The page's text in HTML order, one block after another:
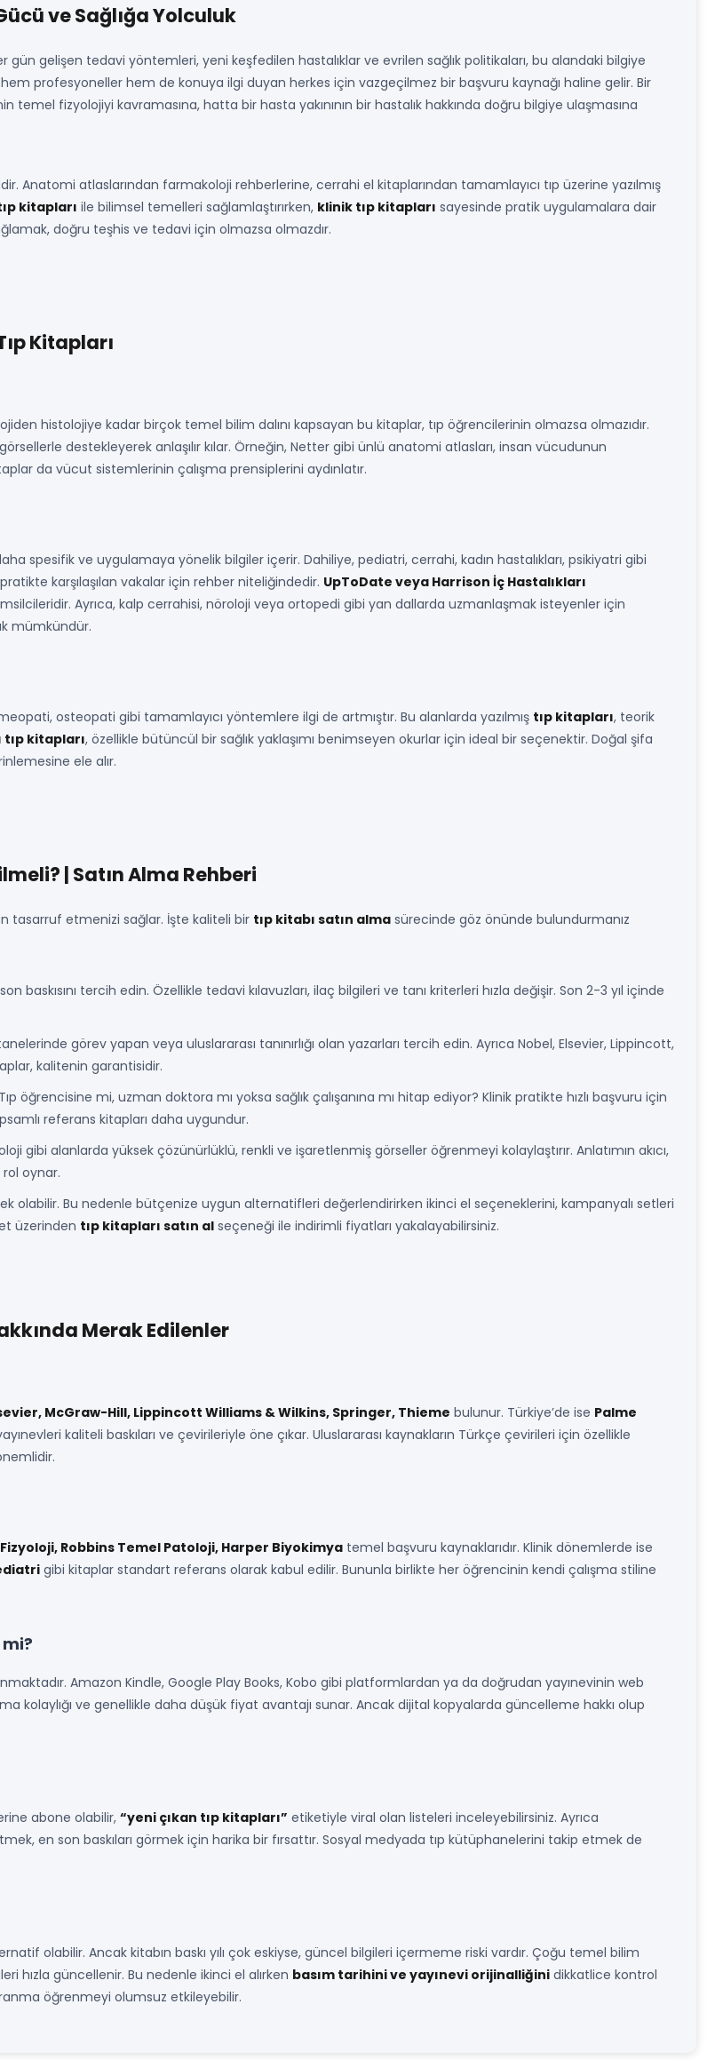
ve Sağlığa Yolculuk
gün gelişen tedavi yöntemleri, yeni keşfedilen hastalıklar ve evrilen sağlık politikaları, bu alandaki bilgiye
profesyoneller hem de konuya ilgi duyan herkes için vazgeçilmez bir başvuru kaynağı haline gelir. Bir
fizyolojiyi kavramasına, hatta bir hasta yakınının bir hastalık hakkında doğru bilgiye ulaşmasına
Anatomi atlaslarından farmakoloji rehberlerine, cerrahi el kitaplarından tamamlayıcı tıp üzerine yazılmış
kitapları ile bilimsel temelleri sağlamlaştırırken, klinik tıp kitapları sayesinde pratik uygulamalara dair
doğru teşhis ve tedavi için olmazsa olmazdır.
Kitapları
histolojiye kadar birçok temel bilim dalını kapsayan bu kitaplar, tıp öğrencilerinin olmazsa olmazıdır.
destekleyerek anlaşılır kılar. Örneğin, Netter gibi ünlü anatomi atlasları, insan vücudunun
da vücut sistemlerinin çalışma prensiplerini aydınlatır.
spesifik ve uygulamaya yönelik bilgiler içerir. Dahiliye, pediatri, cerrahi, kadın hastalıkları, psikiyatri gibi
karşılaşılan vakalar için rehber niteliğindedir. UpToDate veya Harrison İç Hastalıkları
Ayrıca, kalp cerrahisi, nöroloji veya ortopedi gibi yan dallarda uzmanlaşmak isteyenler için
mümkündür.
osteopati gibi tamamlayıcı yöntemlere ilgi de artmıştır. Bu alanlarda yazılmış tıp kitapları, teorik
tıp kitapları, özellikle bütüncül bir sağlık yaklaşımı benimseyen okurlar için ideal bir seçenektir. Doğal şifa
ele alır.
| Satın Alma Rehberi
tasarruf etmenizi sağlar. İşte kaliteli bir tıp kitabı satın alma sürecinde göz önünde bulundurmanız
baskısını tercih edin. Özellikle tedavi kılavuzları, ilaç bilgileri ve tanı kriterleri hızla değişir. Son 2-3 yıl içinde
görev yapan veya uluslararası tanınırlığı olan yazarları tercih edin. Ayrıca Nobel, Elsevier, Lippincott,
kalitenin garantisidir.
öğrencisine mi, uzman doktora mı yoksa sağlık çalışanına mı hitap ediyor? Klinik pratikte hızlı başvuru için
referans kitapları daha uygundur.
gibi alanlarda yüksek çözünürlüklü, renkli ve işaretlenmiş görseller öğrenmeyi kolaylaştırır. Anlatımın akıcı,
rol oynar.
olabilir. Bu nedenle bütçenize uygun alternatifleri değerlendirirken ikinci el seçeneklerini, kampanyalı setleri
üzerinden tıp kitapları satın al seçeneği ile indirimli fiyatları yakalayabilirsiniz.
Merak Edilenler
McGraw-Hill, Lippincott Williams & Wilkins, Springer, Thieme bulunur. Türkiye’de ise Palme
kaliteli baskıları ve çevirileriyle öne çıkar. Uluslararası kaynakların Türkçe çevirileri için özellikle
Robbins Temel Patoloji, Harper Biyokimya temel başvuru kaynaklarıdır. Klinik dönemlerde ise
gibi kitaplar standart referans olarak kabul edilir. Bununla birlikte her öğrencinin kendi çalışma stiline
Amazon Kindle, Google Play Books, Kobo gibi platformlardan ya da doğrudan yayınevinin web
kolaylığı ve genellikle daha düşük fiyat avantajı sunar. Ancak dijital kopyalarda güncelleme hakkı olup
abone olabilir, “yeni çıkan tıp kitapları” etiketiyle viral olan listeleri inceleyebilirsiniz. Ayrıca
en son baskıları görmek için harika bir fırsattır. Sosyal medyada tıp kütüphanelerini takip etmek de
olabilir. Ancak kitabın baskı yılı çok eskiyse, güncel bilgileri içermeme riski vardır. Çoğu temel bilim
hızla güncellenir. Bu nedenle ikinci el alırken basım tarihini ve yayınevi orijinalliğini dikkatlice kontrol
öğrenmeyi olumsuz etkileyebilir.